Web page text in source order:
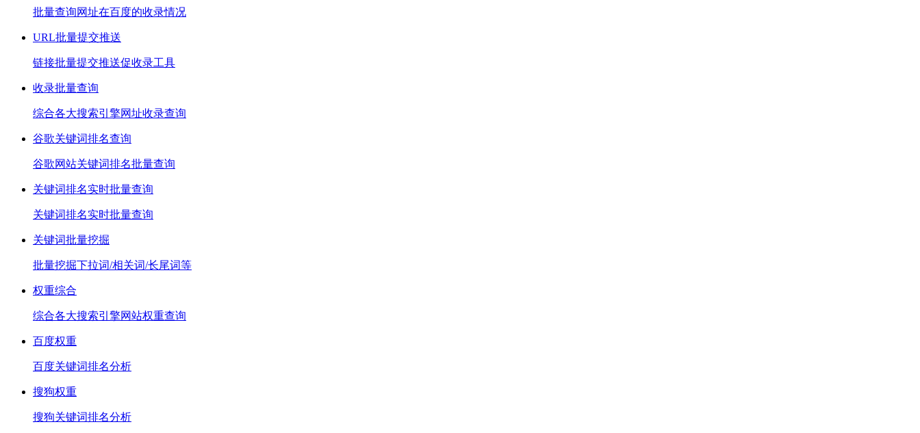
批量查询网址在百度的收录情况
URL批量提交推送
链接批量提交推送促收录工具
收录批量查询
综合各大搜索引擎网址收录查询
谷歌关键词排名查询
谷歌网站关键词排名批量查询
关键词排名实时批量查询
关键词排名实时批量查询
关键词批量挖掘
批量挖掘下拉词/相关词/长尾词等
权重综合
综合各大搜索引擎网站权重查询
百度权重
百度关键词排名分析
搜狗权重
搜狗关键词排名分析